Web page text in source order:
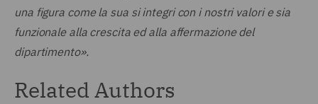
una figura come la sua si integri con i nostri valori e sia
funzionale alla crescita ed alla affermazione del
dipartimento».
Related Authors